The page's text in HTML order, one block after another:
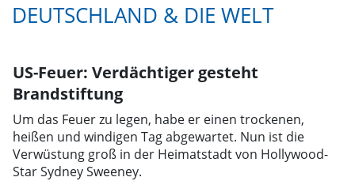
DEUTSCHLAND & DIE WELT
US-Feuer: Verdächtiger gesteht
Brandstiftung
Um das Feuer zu legen, habe er einen trockenen,
heißen und windigen Tag abgewartet. Nun ist die
Verwüstung groß in der Heimatstadt von Hollywood-
Star Sydney Sweeney.